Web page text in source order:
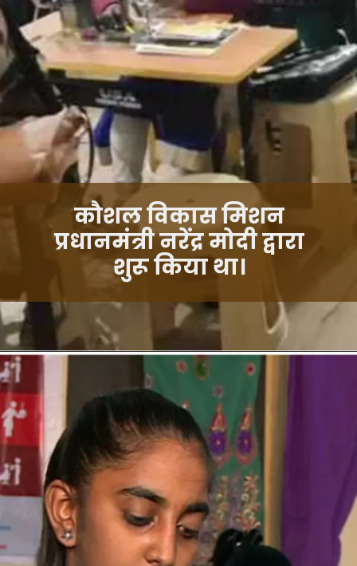
कौशल विकास मिशन
प्रधानमंत्री नरेंद्र मोदी द्वारा
शुरू किया था।